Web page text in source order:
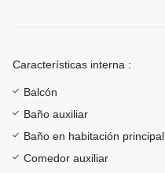
Características interna :
Balcón
Baño auxiliar
Baño en habitación principal
Comedor auxiliar